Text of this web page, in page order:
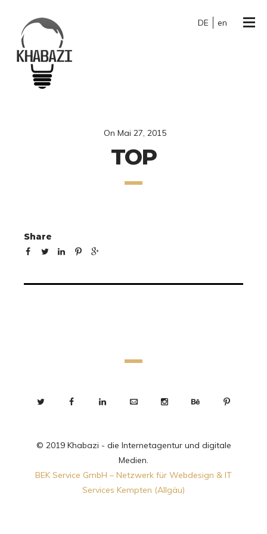
DE en
On Mai 27, 2015
TOP
Share
© 2019 Khabazi - die Internetagentur und digitale
Medien.
BEK Service GmbH – Netzwerk für Webdesign & IT
Services Kempten (Allgäu)